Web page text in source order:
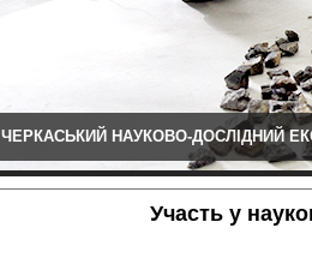
ЧЕРКАСЬКИЙ НАУКОВО-ДОСЛІДНИЙ
Участь у